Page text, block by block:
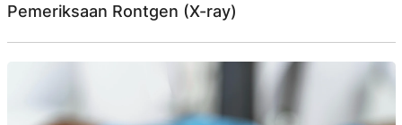
Pemeriksaan Rontgen (X-ray)